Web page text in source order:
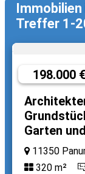
Immobilien
Treffer 1-
198.000 €
Garten
11350
320 m²